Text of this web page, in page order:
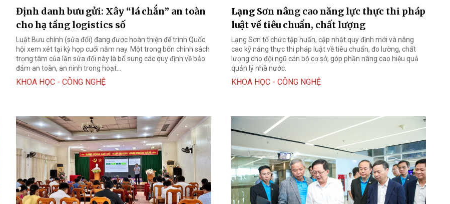
Định danh bưu gửi: Xây “lá chắn” an toàn
cho hạ tầng logistics số
Luật Bưu chính (sửa đổi) đang được hoàn thiện để trình Quốc
hội xem xét tại kỳ họp cuối năm nay. Một trong bốn chính sách
trọng tâm của lần sửa đổi này là bổ sung các quy định về bảo
đảm an toàn, an ninh trong hoạt...
KHOA HỌC - CÔNG NGHỆ
Lạng Sơn nâng cao năng lực thực thi pháp
luật về tiêu chuẩn, chất lượng
Lạng Sơn tổ chức tập huấn, cập nhật quy định mới và nâng
cao kỹ năng thực thi pháp luật về tiêu chuẩn, đo lường, chất
lượng cho đội ngũ cán bộ cơ sở, góp phần nâng cao hiệu quả
quản lý nhà nước.
KHOA HỌC - CÔNG NGHỆ